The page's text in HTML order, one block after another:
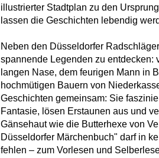
illustrierter Stadtplan zu den
lassen die Geschichten lebendig
Neben den Düsseldorfer
spannende Legenden zu entdecken:
langen Nase, dem feurigen Mann in
hochmütigen Bauern von
Geschichten gemeinsam: Sie
Fantasie, lösen Erstaunen aus und
Gänsehaut wie die Butterhexe von
Düsseldorfer Märchenbuch" darf in
fehlen – zum Vorlesen und